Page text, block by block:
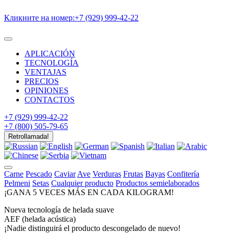
Кликните на номер:+7 (929) 999-42-22
APLICACIÓN
TECNOLOGÍA
VENTAJAS
PRECIOS
OPINIONES
CONTACTOS
+7 (929) 999-42-22
+7 (800) 505-79-65
Retrollamada!
Carne Pescado Caviar Ave Verduras Frutas Bayas Confitería
Pelmeni Setas Cualquier producto Productos semielaborados
¡GANA 5 VECES MÁS EN CADA KILOGRAM!
Nueva tecnología de helada suave
AEF (helada acústica)
¡Nadie distinguirá el producto descongelado de nuevo!